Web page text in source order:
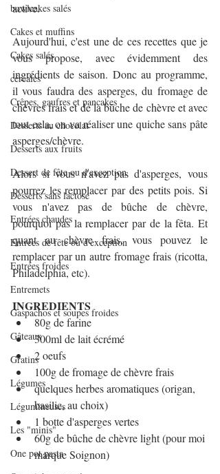
bowlcakes salés
Cakes et muffins
Cakes salés
céréales
Crêpes, gaufres et pancakes
Desserts au chocolat
Desserts aux fruits
Dessert de fête ou d'exception
Desserts sans lactose
Entrées chaudes
Entrées de fête ou d'exception
Entrées froides
Entremets
Gaspachos et soupes froides
Gâteaux
Gratins
Légumes
Légumineuses
Les "minis"
One pot pasta
active.
Aujourd'hui, c'est une de ces recettes que je
vous propose, avec évidemment des
ingrédients de saison. Donc au programme,
il vous faudra des asperges, du fromage de
chèvres frais et de la bûche de chèvre et avec
tout cela, on va réaliser une quiche sans pâte
asperges/chèvre.
Alors si vous n'avez pas d'asperges, vous
pourrez les remplacer par des petits pois. Si
vous n'avez pas de bûche de chèvre,
pourquoi pas la remplacer par de la fêta. Et
quant au chèvre frais, vous pouvez le
remplacer par un autre fromage frais (ricotta,
Philadelphia, etc).
INGREDIENTS
80g de farine
300ml de lait écrémé
2 oeufs
100g de fromage de chèvre frais
quelques herbes aromatiques (origan,
basilic, au choix)
1 botte d'asperges vertes
60g de bûche de chèvre light (pour moi
marque Soignon)